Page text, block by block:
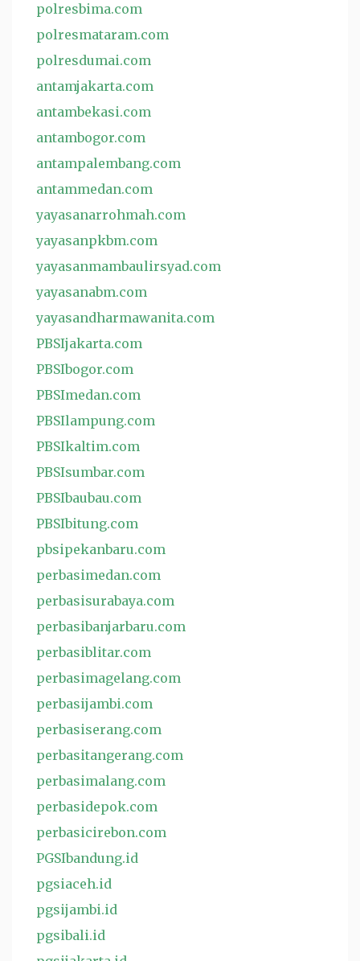
polresbima.com
polresmataram.com
polresdumai.com
antamjakarta.com
antambekasi.com
antambogor.com
antampalembang.com
antammedan.com
yayasanarrohmah.com
yayasanpkbm.com
yayasanmambaulirsyad.com
yayasanabm.com
yayasandharmawanita.com
PBSIjakarta.com
PBSIbogor.com
PBSImedan.com
PBSIlampung.com
PBSIkaltim.com
PBSIsumbar.com
PBSIbaubau.com
PBSIbitung.com
pbsipekanbaru.com
perbasimedan.com
perbasisurabaya.com
perbasibanjarbaru.com
perbasiblitar.com
perbasimagelang.com
perbasijambi.com
perbasiserang.com
perbasitangerang.com
perbasimalang.com
perbasidepok.com
perbasicirebon.com
PGSIbandung.id
pgsiaceh.id
pgsijambi.id
pgsibali.id